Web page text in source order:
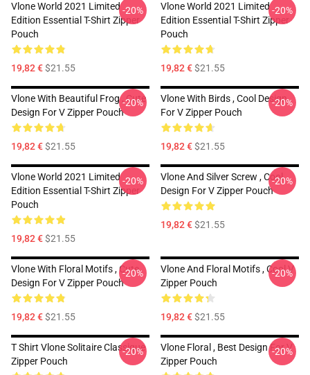
Vlone World 2021 Limited
Edition Essential T-Shirt Zipper
Pouch
19,82 €$21.55
-20%
Vlone World 2021 Limited
Edition Essential T-Shirt Zipper
Pouch
19,82 €$21.55
-20%
Vlone With Beautiful Frog , Cute
Design For V Zipper Pouch
19,82 €$21.55
-20%
Vlone With Birds , Cool Design
For V Zipper Pouch
19,82 €$21.55
-20%
Vlone World 2021 Limited
Edition Essential T-Shirt Zipper
Pouch
19,82 €$21.55
-20%
Vlone And Silver Screw , Cool
Design For V Zipper Pouch
19,82 €$21.55
-20%
Vlone With Floral Motifs , Cute
Design For V Zipper Pouch
19,82 €$21.55
-20%
Vlone And Floral Motifs , Cool V
Zipper Pouch
19,82 €$21.55
-20%
T Shirt Vlone Solitaire Classique
Zipper Pouch
-20%
Vlone Floral , Best Design For V
Zipper Pouch
-20%